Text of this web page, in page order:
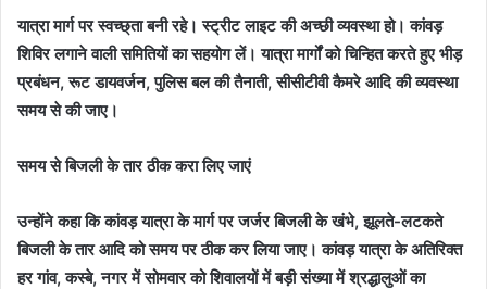
यात्रा मार्ग पर स्वच्छ्ता बनी रहे। स्ट्रीट लाइट की अच्छी व्यवस्था हो। कांवड़
शिविर लगाने वाली समितियों का सहयोग लें। यात्रा मार्गों को चिन्हित करते हुए भीड़
प्रबंधन, रूट डायवर्जन, पुलिस बल की तैनाती, सीसीटीवी कैमरे आदि की व्यवस्था
समय से की जाए।
समय से बिजली के तार ठीक करा लिए जाएं
उन्होंने कहा कि कांवड़ यात्रा के मार्ग पर जर्जर बिजली के खंभे, झूलते-लटकते
बिजली के तार आदि को समय पर ठीक कर लिया जाए। कांवड़ यात्रा के अतिरिक्त
हर गांव, कस्बे, नगर में सोमवार को शिवालयों में बड़ी संख्या में श्रद्धालुओं का